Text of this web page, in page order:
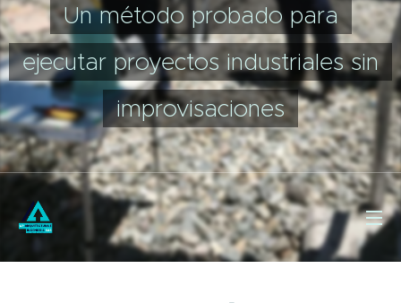
Un método probado para
ejecutar proyectos industriales sin
improvisaciones